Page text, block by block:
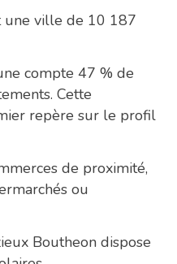
une ville de 10 187
compte 47 % de
Cette
repère sur le profil
de proximité,
ou
Boutheon dispose